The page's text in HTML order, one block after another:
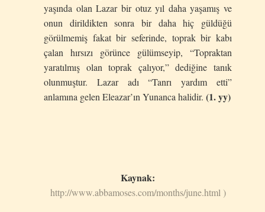
yaşında olan Lazar bir otuz yıl daha yaşamış ve
onun dirildikten sonra bir daha hiç güldüğü
görülmemiş fakat bir seferinde, toprak bir kabı
çalan hırsızı görünce gülümseyip, “Topraktan
yaratılmış olan toprak çalıyor,” dediğine tanık
olunmuştur. Lazar adı “Tanrı yardım etti”
anlamına gelen Eleazar’ın Yunanca halidir. (1. yy)
Kaynak:
http://www.abbamoses.com/months/june.html )